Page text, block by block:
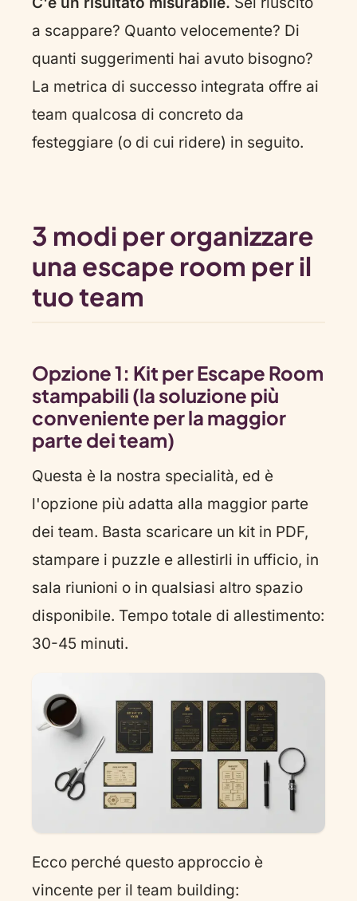
a scappare? Quanto velocemente? Di
quanti suggerimenti hai avuto bisogno?
La metrica di successo integrata offre ai
team qualcosa di concreto da
festeggiare (o di cui ridere) in seguito.
3 modi per organizzare
una escape room per il
tuo team
Opzione 1: Kit per Escape Room
stampabili (la soluzione più
conveniente per la maggior
parte dei team)
Questa è la nostra specialità, ed è
l'opzione più adatta alla maggior parte
dei team. Basta scaricare un kit in PDF,
stampare i puzzle e allestirli in ufficio, in
sala riunioni o in qualsiasi altro spazio
disponibile. Tempo totale di allestimento:
30-45 minuti.
Ecco perché questo approccio è
vincente per il team building: